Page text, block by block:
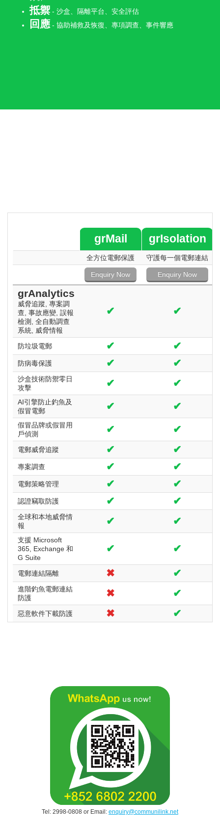
抵禦 - 沙盒、隔離平台、安全評估
回應 - 協助補救及恢復、專項調查、事件響應
grMail grIsolation
全方位電郵保護 守護每一個電郵連結
Enquiry Now Enquiry Now
grAnalytics
威脅追蹤, 專案調
查, 事故應變, 誤報
檢測, 全自動調查
系統, 威脅情報
✔ ✔
防垃圾電郵 ✔ ✔
防病毒保護 ✔ ✔
沙盒技術防禦零日
攻擊
✔ ✔
AI引擎防止釣魚及
假冒電郵
✔ ✔
假冒品牌或假冒用
戶偵測
✔ ✔
電郵威脅追蹤 ✔ ✔
專案調查 ✔ ✔
電郵策略管理 ✔ ✔
認證竊取防護 ✔ ✔
全球和本地威脅情
報
✔ ✔
支援 Microsoft
365, Exchange 和
G Suite
✔ ✔
電郵連結隔離 ✖ ✔
進階釣魚電郵連結
防護
✖ ✔
惡意軟件下載防護 ✖ ✔
Tel: 2998-0808 or Email: enquiry@communilink.net